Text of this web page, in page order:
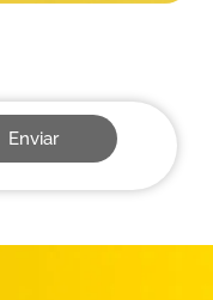
Enviar